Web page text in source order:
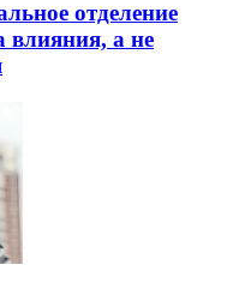
отделение
а не